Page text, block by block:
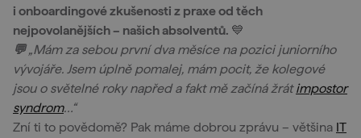
i onboardingové zkušenosti z praxe od těch
nejpovolanějších – našich absolventů. 💙
💬„Mám za sebou první dva měsíce na pozici juniorního
vývojáře. Jsem úplně pomalej, mám pocit, že kolegové
jsou o světelné roky napřed a fakt mě začíná žrátimpostor
syndrom…“
Zní ti to povědomě? Pak máme dobrou zprávu – většina IT